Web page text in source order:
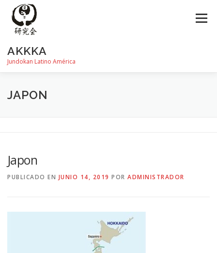
contenido
AKKKA
Jundokan Latino América
Menú
HISTORIA
JAPON
Japon
PUBLICADO EN JUNIO 14, 2019 POR ADMINISTRADOR